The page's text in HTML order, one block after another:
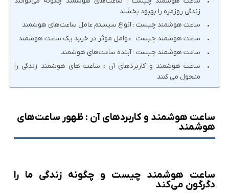
زندگی روزمره را بهبود بخشند
ساعت هوشمند چیست : انواع سیستم‌ عامل‌ ساعت‌‌های هوشمند
ساعت هوشمند چیست : عوامل موثر در خرید یک ساعت‌ هوشمند
ساعت هوشمند چیست : آینده ساعت‌های هوشمند
ساعت هوشمند و کاربردهای آن : ساعت های هوشمند زندگی را
متحول می کنند
ساعت هوشمند و کاربردهای آن : ظهور ساعت‌های
هوشمند
ساعت‌ هوشمند چیست و چگونه زندگی‌ ما را
دگرگون می‌کند